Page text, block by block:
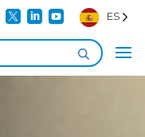
   ES